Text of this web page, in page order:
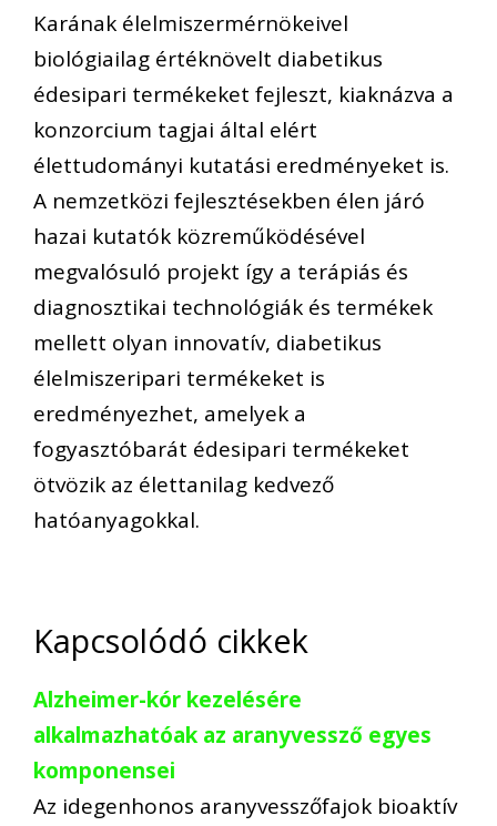
Karának élelmiszermérnökeivel
biológiailag értéknövelt diabetikus
édesipari termékeket fejleszt, kiaknázva a
konzorcium tagjai által elért
élettudományi kutatási eredményeket is.
A nemzetközi fejlesztésekben élen járó
hazai kutatók közreműködésével
megvalósuló projekt így a terápiás és
diagnosztikai technológiák és termékek
mellett olyan innovatív, diabetikus
élelmiszeripari termékeket is
eredményezhet, amelyek a
fogyasztóbarát édesipari termékeket
ötvözik az élettanilag kedvező
hatóanyagokkal.
Kapcsolódó cikkek
Alzheimer-kór kezelésére
alkalmazhatóak az aranyvessző egyes
komponensei
Az idegenhonos aranyvesszőfajok bioaktív